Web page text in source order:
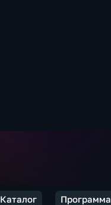
Каталог Программа